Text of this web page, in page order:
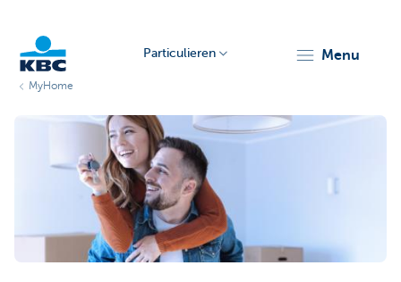
Particulieren menu
MyHome